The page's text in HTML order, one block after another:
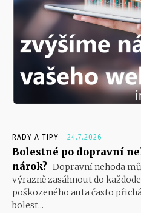
RADY A TIPY 24.7.2026
Bolestné po dopravní
nárok? Dopravní nehoda
výrazně zasáhnout do
poškozeného auta často
bolest...